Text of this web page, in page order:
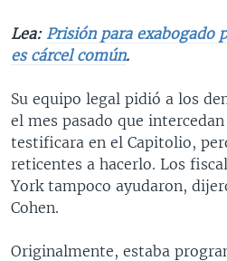
Lea: Prisión para exabogado
es cárcel común.
Su equipo legal pidió a los
el mes pasado que
testificara en el Capitolio,
reticentes a hacerlo. Los
York tampoco ayudaron,
Cohen.
Originalmente, estaba